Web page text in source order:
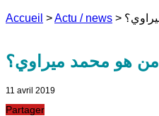
Accueil >Actu / news >
من هو محمد ميراوي؟
11 avril 2019
Partager